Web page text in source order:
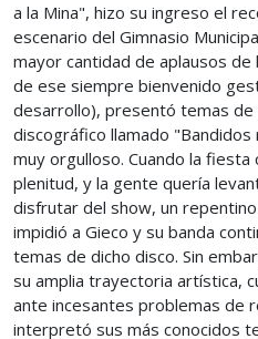
a la Mina", hizo su ingreso el
escenario del Gimnasio
mayor cantidad de aplausos de
de ese siempre bienvenido
desarrollo), presentó temas
discográfico llamado
muy orgulloso. Cuando la fiesta
plenitud, y la gente quería
disfrutar del show, un
impidió a Gieco y su banda
temas de dicho disco. Sin
su amplia trayectoria artística,
ante incesantes problemas de
interpretó sus más conocidos